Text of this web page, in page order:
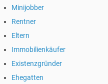
Minijobber
Rentner
Eltern
Immobilienkäufer
Existenzgründer
Ehegatten